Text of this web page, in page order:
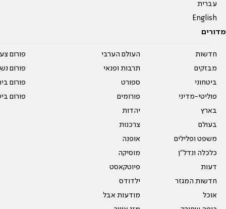
עברית
English
מדורים
חדשות
מבזקים
ביטחוני
פוליטי-מדיני
בארץ
בעולם
משפט ופלילים
כלכלה ונדל"ן
דעות
חדשות המגזר
אוכל
העולם הערבי
תרבות ופנאי
ספורט
פורומים
יהדות
צרכנות
אופנה
מוסיקה
פיוטקאסט
ילדודס
מודעות אבל
פורום
פורום
פורום
פורום